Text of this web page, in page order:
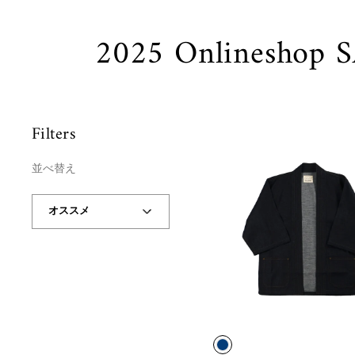
2025 Onlineshop
Filters
並べ替え
並
替